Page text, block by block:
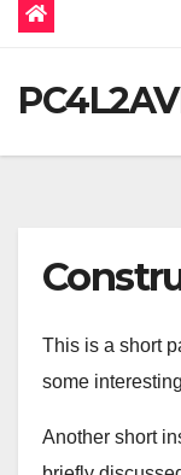
This is a short
some
Another short